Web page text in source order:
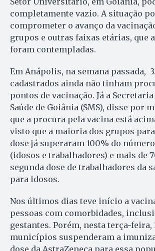
completamente vazio. A situação
comprometer o avanço da
grupos e outras faixas etárias, que
foram contempladas.
Em Anápolis, na semana passada,
cadastrados ainda não tinham
pontos de vacinação. Já a
Saúde de Goiânia (SMS), disse por
que a procura pela vacina está
visto que a maioria dos grupos
dose já superaram 100% do
(idosos e trabalhadores) e mais de
segunda dose de trabalhadores da
para idosos.
Nos últimos dias teve início a
pessoas com comorbidades,
gestantes. Porém, nesta terça-feira,
municípios suspenderam a
dose da AstraZeneca para essa